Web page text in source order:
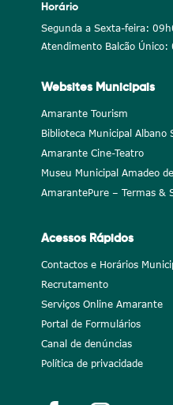
Horário
Segunda a Sexta-feira:
Atendimento Balcão
Websites Municipais
Amarante Tourism
Biblioteca Municipal Albano
Amarante Cine-Teatro
Museu Municipal Amadeo
AmarantePure – Termas &
Acessos Rápidos
Contactos e Horários
Recrutamento
Serviços Online Amarante
Portal de Formulários
Canal de denúncias
Política de privacidade